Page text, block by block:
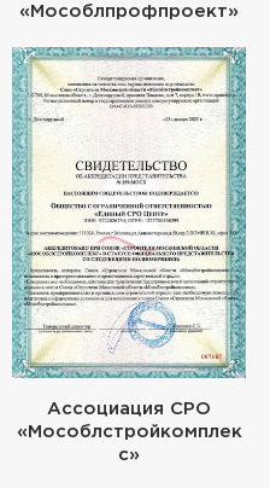
«Мособлпрофпроект»
Ассоциация СРО
«Мособлстройкомплек
с»